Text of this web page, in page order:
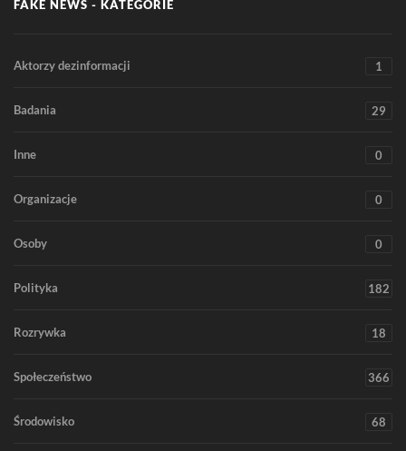
FAKE NEWS - KATEGORIE
Aktorzy dezinformacji 1
Badania 29
Inne 0
Organizacje 0
Osoby 0
Polityka 182
Rozrywka 18
Społeczeństwo 366
Środowisko 68